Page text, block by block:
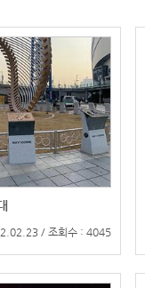
/ 조회수 : 4045